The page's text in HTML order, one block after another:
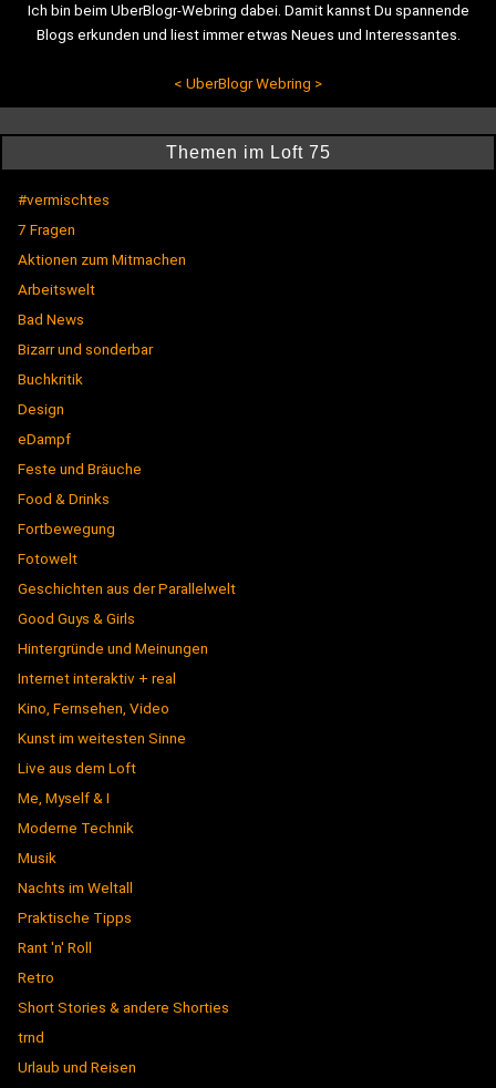
Ich bin beim UberBlogr-Webring dabei. Damit kannst Du spannende
Blogs erkunden und liest immer etwas Neues und Interessantes.
< UberBlogr Webring >
Themen im Loft 75
#vermischtes
7 Fragen
Aktionen zum Mitmachen
Arbeitswelt
Bad News
Bizarr und sonderbar
Buchkritik
Design
eDampf
Feste und Bräuche
Food & Drinks
Fortbewegung
Fotowelt
Geschichten aus der Parallelwelt
Good Guys & Girls
Hintergründe und Meinungen
Internet interaktiv + real
Kino, Fernsehen, Video
Kunst im weitesten Sinne
Live aus dem Loft
Me, Myself & I
Moderne Technik
Musik
Nachts im Weltall
Praktische Tipps
Rant 'n' Roll
Retro
Short Stories & andere Shorties
trnd
Urlaub und Reisen